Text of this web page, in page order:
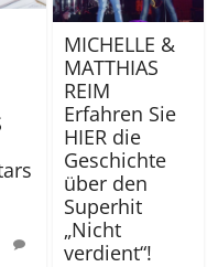
MICHELLE &
MATTHIAS
REIM
Erfahren Sie
HIER die
Geschichte
über den
Superhit
„Nicht
verdient“!